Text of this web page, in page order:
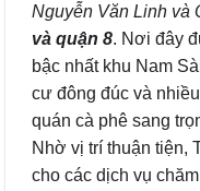
Nguyễn Văn Linh và
và quận 8. Nơi đây
bậc nhất khu Nam
cư đông đúc và
quán cà phê sang
Nhờ vị trí thuận tiện,
cho các dịch vụ